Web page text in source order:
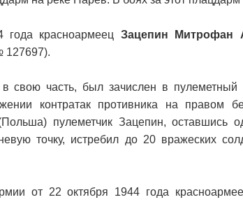
года красноармеец Зацепин Митрофан
127697).
свою часть, был зачислен в пулеметный
контратак противника на правом
пулеметчик Зацепин, оставшись
точку, истребил до 20 вражеских
от 22 октября 1944 года